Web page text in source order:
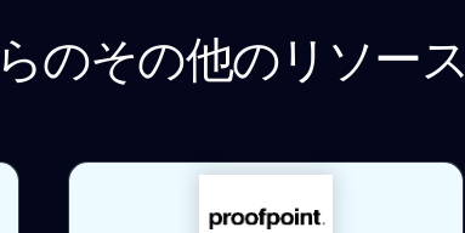
のその他のリソース